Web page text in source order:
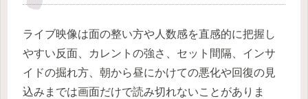
ライブ映像は面の整い方や人数感を直感的に把握し
やすい反面、カレントの強さ、セット間隔、インサ
イドの掘れ方、朝から昼にかけての悪化や回復の見
込みまでは画面だけで読み切れないことがありま